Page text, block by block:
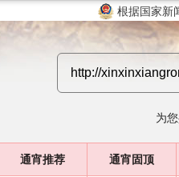
根据国家新
为
通宵推荐 通宵固顶